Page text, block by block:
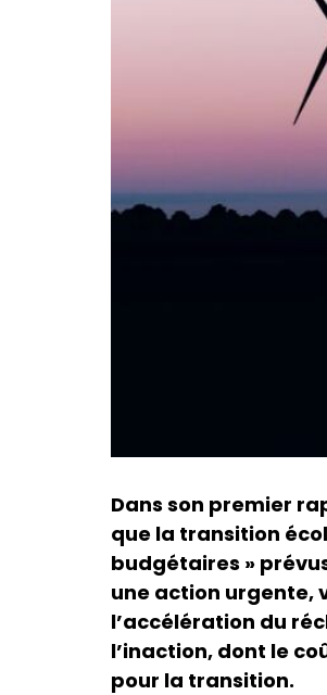
Dans son premier
que la transition
budgétaires »
une action urgente,
l’accélération du
l’inaction, dont le
pour la transition.